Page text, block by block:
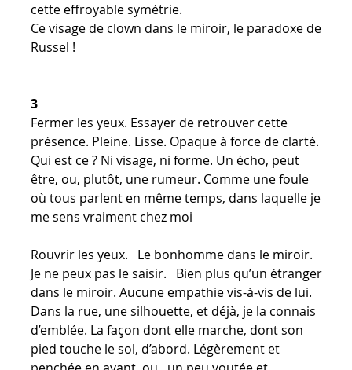
cette effroyable symétrie.
Ce visage de clown dans le miroir, le paradoxe de
Russel !
3
Fermer les yeux. Essayer de retrouver cette
présence. Pleine. Lisse. Opaque à force de clarté.
Qui est ce ? Ni visage, ni forme. Un écho, peut
être, ou, plutôt, une rumeur. Comme une foule
où tous parlent en même temps, dans laquelle je
me sens vraiment chez moi
Rouvrir les yeux. Le bonhomme dans le miroir.
Je ne peux pas le saisir. Bien plus qu’un étranger
dans le miroir. Aucune empathie vis-à-vis de lui.
Dans la rue, une silhouette, et déjà, je la connais
d’emblée. La façon dont elle marche, dont son
pied touche le sol, d’abord. Légèrement et